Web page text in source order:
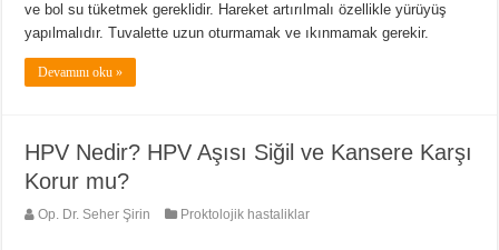
ve bol su tüketmek gereklidir. Hareket artırılmalı özellikle yürüyüş
yapılmalıdır. Tuvalette uzun oturmamak ve ıkınmamak gerekir.
Devamını oku »
HPV Nedir? HPV Aşısı Siğil ve Kansere Karşı
Korur mu?
Op. Dr. Seher Şirin Proktolojik hastaliklar